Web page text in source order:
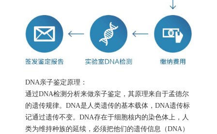
DNA亲子鉴定原理：
通过DNA检测分析来做亲子鉴定，其原理来自于孟德尔
的遗传规律。DNA是人类遗传的基本载体，DNA遗传标
记通过遗传不变。DNA存在于细胞核内的染色体上，人
类为维持种族的延续，必须把他们的遗传信息（DNA）